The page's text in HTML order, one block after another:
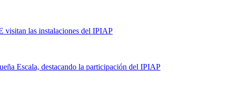
visitan las instalaciones del IPIAP
Escala, destacando la participación del IPIAP